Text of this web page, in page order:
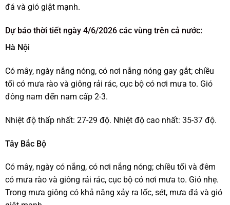
đá và gió giật mạnh.
Dự báo thời tiết ngày 4/6/2026 các vùng trên cả nước:
Hà Nội
Có mây, ngày nắng nóng, có nơi nắng nóng gay gắt; chiều
tối có mưa rào và giông rải rác, cục bộ có nơi mưa to. Gió
đông nam đến nam cấp 2-3.
Nhiệt độ thấp nhất: 27-29 độ. Nhiệt độ cao nhất: 35-37 độ.
Tây Bắc Bộ
Có mây, ngày có nắng, có nơi nắng nóng; chiều tối và đêm
có mưa rào và giông rải rác, cục bộ có nơi mưa to. Gió nhẹ.
Trong mưa giông có khả năng xảy ra lốc, sét, mưa đá và gió